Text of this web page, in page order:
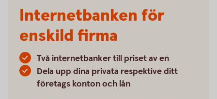
Internetbanken för
enskild firma
Två internetbanker till priset av en
Dela upp dina privata respektive ditt
företags konton och lån